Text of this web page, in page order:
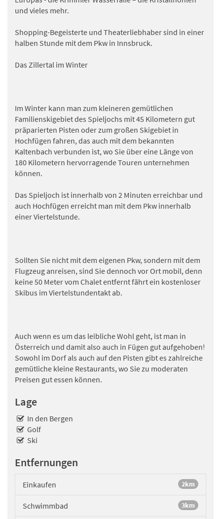
und vieles mehr.
Shopping-Begeisterte und Theaterliebhaber sind in einer
halben Stunde mit dem Pkw in Innsbruck.
Das Zillertal im Winter
Im Winter kann man zum kleineren gemütlichen
Familienskigebiet des Spieljochs mit 45 Kilometern gut
präparierten Pisten oder zum großen Skigebiet in
Hochfügen fahren, das auch mit dem bekannten
Kaltenbach verbunden ist, wo Sie über eine Länge von
180 Kilometern hervorragende Touren unternehmen
können.
Das Spieljoch ist innerhalb von 2 Minuten erreichbar und
auch Hochfügen erreicht man mit dem Pkw innerhalb
einer Viertelstunde.
Sollten Sie nicht mit dem eigenen Pkw, sondern mit dem
Flugzeug anreisen, sind Sie dennoch vor Ort mobil, denn
keine 50 Meter vom Chalet entfernt fährt ein kostenloser
Skibus im Viertelstundentakt ab.
Auch wenn es um das leibliche Wohl geht, ist man in
Österreich und damit also auch in Fügen gut aufgehoben!
Sowohl im Dorf als auch auf den Pisten gibt es zahlreiche
gemütliche kleine Restaurants, wo Sie zu moderaten
Preisen gut essen können.
Lage
In den Bergen
Golf
Ski
Entfernungen
Einkaufen 2km
Schwimmbad 3km